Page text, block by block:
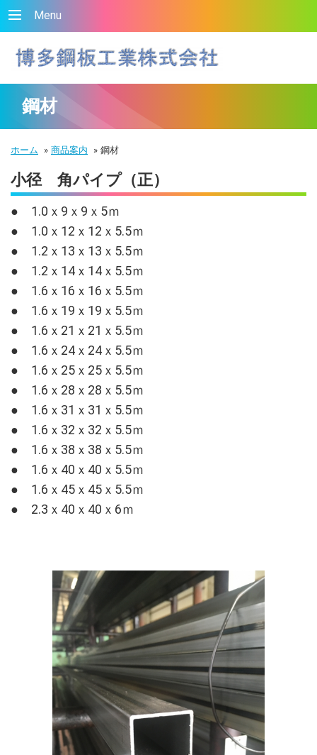
Menu
鋼材
ホーム » 商品案内 » 鋼材
小径 角パイプ（正）
● 1.0ｘ9ｘ9ｘ5ｍ
● 1.0ｘ12ｘ12ｘ5.5ｍ
● 1.2ｘ13ｘ13ｘ5.5ｍ
● 1.2ｘ14ｘ14ｘ5.5ｍ
● 1.6ｘ16ｘ16ｘ5.5ｍ
● 1.6ｘ19ｘ19ｘ5.5ｍ
● 1.6ｘ21ｘ21ｘ5.5ｍ
● 1.6ｘ24ｘ24ｘ5.5ｍ
● 1.6ｘ25ｘ25ｘ5.5ｍ
● 1.6ｘ28ｘ28ｘ5.5ｍ
● 1.6ｘ31ｘ31ｘ5.5ｍ
● 1.6ｘ32ｘ32ｘ5.5ｍ
● 1.6ｘ38ｘ38ｘ5.5ｍ
● 1.6ｘ40ｘ40ｘ5.5ｍ
● 1.6ｘ45ｘ45ｘ5.5ｍ
● 2.3ｘ40ｘ40ｘ6ｍ